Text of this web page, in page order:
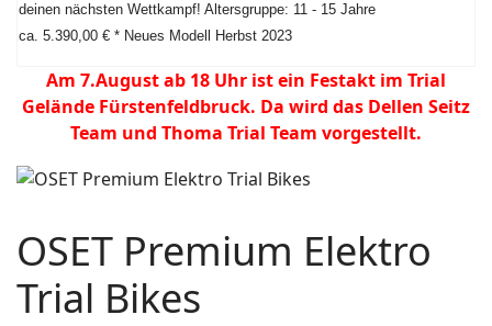
deinen nächsten Wettkampf! Altersgruppe: 11 - 15 Jahre
ca. 5.390,00 € * Neues Modell Herbst 2023
Am 7.August ab 18 Uhr ist ein Festakt im Trial
Gelände Fürstenfeldbruck. Da wird das Dellen Seitz
Team und Thoma Trial Team vorgestellt.
OSET Premium Elektro
Trial Bikes